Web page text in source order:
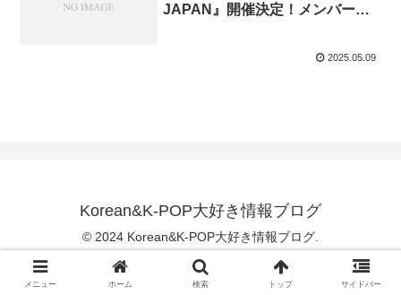
JAPAN』開催決定！メンバー紹
2025.05.09
Korean&K-POP大好き情報ブログ
© 2024 Korean&K-POP大好き情報ブログ.
メニュー ホーム 検索 トップ サイドバー